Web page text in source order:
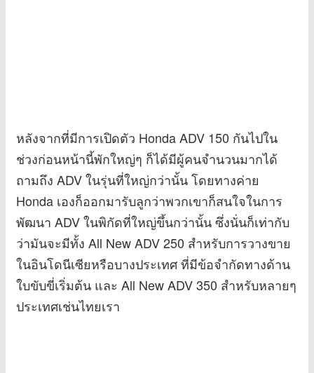
หลังจากที่มีการเปิดตัว Honda ADV 150 กันไปใน
ช่วงก่อนหน้านี้พักใหญ่ๆ ก็ได้มีผู้คนจำนวนมากได้
ถามถึง ADV ในรุ่นที่ใหญ่กว่านั้น โดยทางค่าย
Honda เองก็ออกมารับลูกว่าพวกเขาก็สนใจในการ
พัฒนา ADV ในพิกัดที่ใหญ่ขึ้นกว่านั้น ซึ่งนั่นก็เท่ากับ
ว่ามันจะมีทั้ง All New ADV 250 สำหรับการวางขาย
ในอินโดนีเซียหรือบางประเทศ ที่มีข้อจำกัดทางด้าน
ใบขับขี่เริ่มต้น และ All New ADV 350 สำหรับหลายๆ
ประเทศเช่นไทยเรา